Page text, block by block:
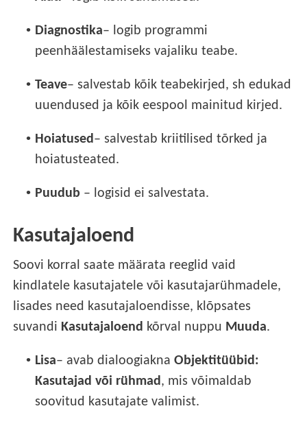
• Diagnostika– logib programmi
peenhäälestamiseks vajaliku teabe.
• Teave– salvestab kõik teabekirjed, sh edukad
uuendused ja kõik eespool mainitud kirjed.
• Hoiatused– salvestab kriitilised tõrked ja
hoiatusteated.
• Puudub – logisid ei salvestata.
Kasutajaloend
Soovi korral saate määrata reeglid vaid
kindlatele kasutajatele või kasutajarühmadele,
lisades need kasutajaloendisse, klõpsates
suvandi Kasutajaloend kõrval nuppu Muuda.
• Lisa– avab dialoogiaknaObjektitüübid:
Kasutajad või rühmad, mis võimaldab
soovitud kasutajate valimist.